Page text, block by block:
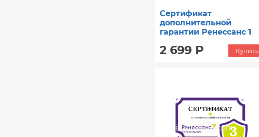
Сертификат
дополнительной
гарантии Ренессанс 1
2 699 Р Купить